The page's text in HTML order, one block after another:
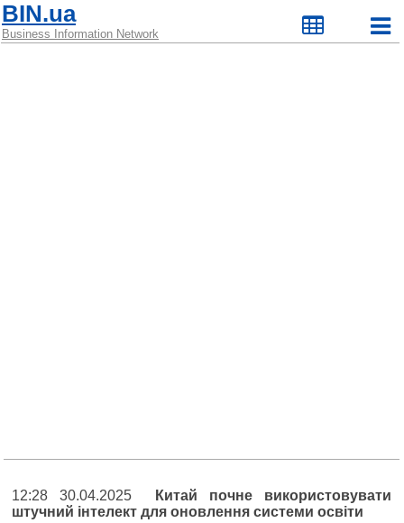
BIN.ua
Business Information Network
12:28 30.04.2025
Китай почне використовувати
штучний інтелект для оновлення системи освіти